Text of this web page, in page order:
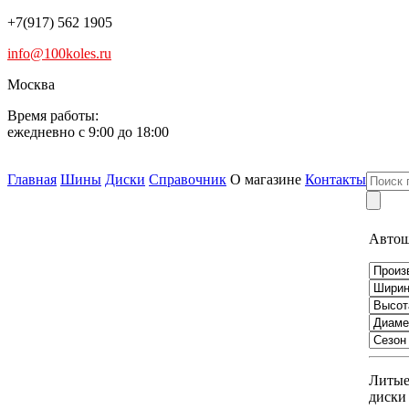
+7(917) 562 1905
info@100koles.ru
Москва
Время работы:
ежедневно с 9:00 до 18:00
Главная Шины Диски Справочник О магазине Контакты
Литые
диски